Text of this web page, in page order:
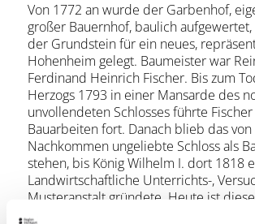
Von 1772 an wurde der Garbenhof,
großer Bauernhof, baulich
der Grundstein für ein neues,
Hohenheim gelegt. Baumeister war
Ferdinand Heinrich Fischer. Bis zum
Herzogs 1793 in einer Mansarde des
unvollendeten Schlosses führte
Bauarbeiten fort. Danach blieb das
Nachkommen ungeliebte Schloss als
stehen, bis König Wilhelm I. dort 1818
Landwirtschaftliche Unterrichts-,
Musteranstalt gründete. Heute ist
Schloss Bestandteil der Universität